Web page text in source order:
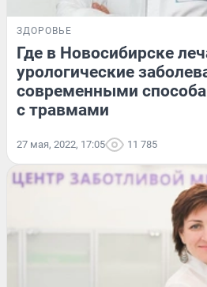
ЗДОРОВЬЕ
Где в Новосибирске
урологические
современными
с травмами
27 мая, 2022, 17:05 11 785